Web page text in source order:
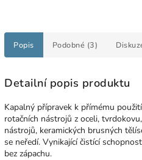
Popis Podobné (3)
Detailní popis produktu
Kapalný přípravek k přímému
rotačních nástrojů z oceli,
nástrojů, keramických brusných
se neředí. Vynikající čistící
bez zápachu.